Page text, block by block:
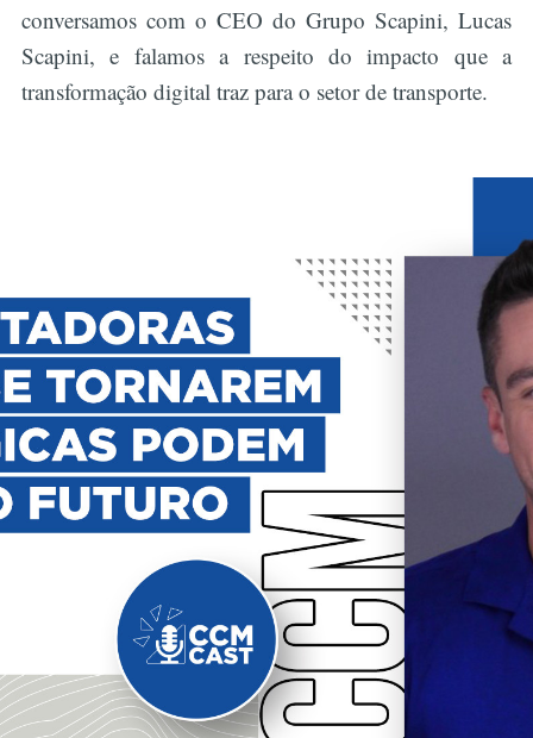
conversamos com o CEO do Grupo Scapini, Lucas
Scapini, e falamos a respeito do impacto que a
transformação digital traz para o setor de transporte.